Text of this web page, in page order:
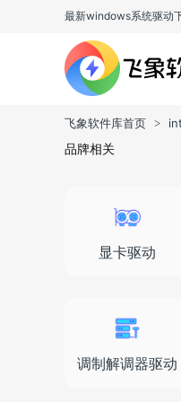
最新windows系统驱动
飞象软件库首页 >
品牌相关
显卡驱动
调制解调器驱动